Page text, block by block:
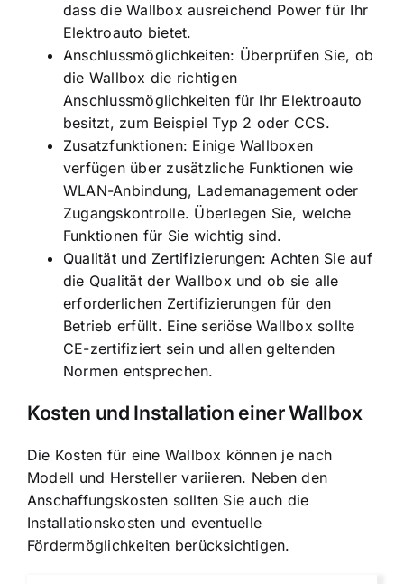
dass die Wallbox ausreichend Power für Ihr
Elektroauto bietet.
Anschlussmöglichkeiten: Überprüfen Sie, ob
die Wallbox die richtigen
Anschlussmöglichkeiten für Ihr Elektroauto
besitzt, zum Beispiel Typ 2 oder CCS.
Zusatzfunktionen: Einige Wallboxen
verfügen über zusätzliche Funktionen wie
WLAN-Anbindung, Lademanagement oder
Zugangskontrolle. Überlegen Sie, welche
Funktionen für Sie wichtig sind.
Qualität und Zertifizierungen: Achten Sie auf
die Qualität der Wallbox und ob sie alle
erforderlichen Zertifizierungen für den
Betrieb erfüllt. Eine seriöse Wallbox sollte
CE-zertifiziert sein und allen geltenden
Normen entsprechen.
Kosten und Installation einer Wallbox
Die Kosten für eine Wallbox können je nach
Modell und Hersteller variieren. Neben den
Anschaffungskosten sollten Sie auch die
Installationskosten und eventuelle
Fördermöglichkeiten berücksichtigen.